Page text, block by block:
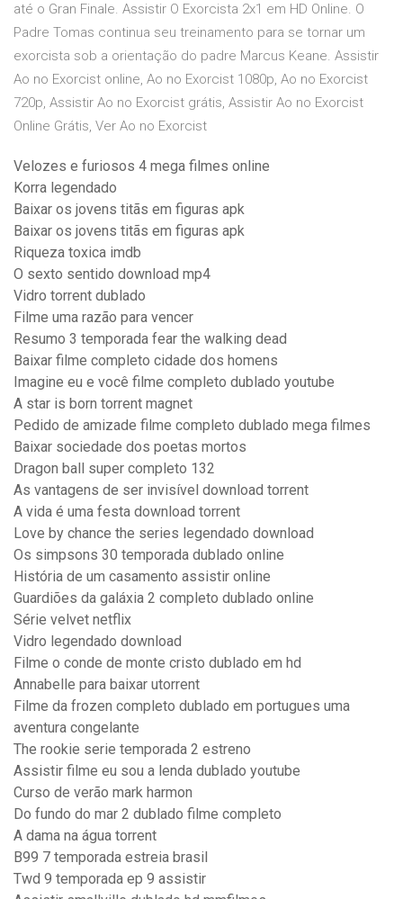
até o Gran Finale. Assistir O Exorcista 2x1 em HD Online. O
Padre Tomas continua seu treinamento para se tornar um
exorcista sob a orientação do padre Marcus Keane. Assistir
Ao no Exorcist online, Ao no Exorcist 1080p, Ao no Exorcist
720p, Assistir Ao no Exorcist grátis, Assistir Ao no Exorcist
Online Grátis, Ver Ao no Exorcist
Velozes e furiosos 4 mega filmes online
Korra legendado
Baixar os jovens titãs em figuras apk
Baixar os jovens titãs em figuras apk
Riqueza toxica imdb
O sexto sentido download mp4
Vidro torrent dublado
Filme uma razão para vencer
Resumo 3 temporada fear the walking dead
Baixar filme completo cidade dos homens
Imagine eu e você filme completo dublado youtube
A star is born torrent magnet
Pedido de amizade filme completo dublado mega filmes
Baixar sociedade dos poetas mortos
Dragon ball super completo 132
As vantagens de ser invisível download torrent
A vida é uma festa download torrent
Love by chance the series legendado download
Os simpsons 30 temporada dublado online
História de um casamento assistir online
Guardiões da galáxia 2 completo dublado online
Série velvet netflix
Vidro legendado download
Filme o conde de monte cristo dublado em hd
Annabelle para baixar utorrent
Filme da frozen completo dublado em portugues uma
aventura congelante
The rookie serie temporada 2 estreno
Assistir filme eu sou a lenda dublado youtube
Curso de verão mark harmon
Do fundo do mar 2 dublado filme completo
A dama na água torrent
B99 7 temporada estreia brasil
Twd 9 temporada ep 9 assistir